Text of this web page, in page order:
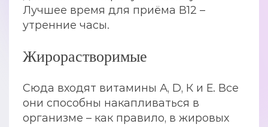
Лучшее время для приёма В12 –
утренние часы.
Жирорастворимые
Сюда входят витамины А, D, К и Е. Все
они способны накапливаться в
организме – как правило, в жировых